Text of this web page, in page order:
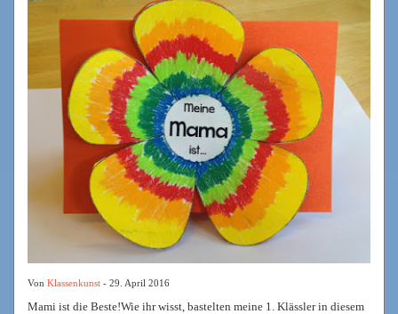
Von Klassenkunst - 29. April 2016
Mami ist die Beste!Wie ihr wisst, bastelten meine 1. Klässler in diesem